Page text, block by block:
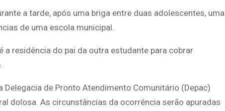
a tarde, após uma briga entre duas adolescentes, uma
de uma escola municipal.
residência do pai da outra estudante para cobrar
de Pronto Atendimento Comunitário (Depac)
dolosa. As circunstâncias da ocorrência serão apuradas